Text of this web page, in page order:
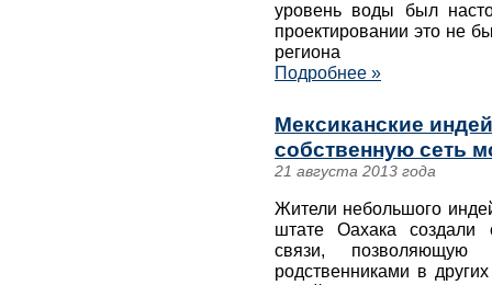
уровень воды был
проектировании это не
региона
Подробнее »
Мексиканские
собственную сеть
21 августа 2013 года
Жители небольшого
штате Оахака создали
связи,
родственниками в